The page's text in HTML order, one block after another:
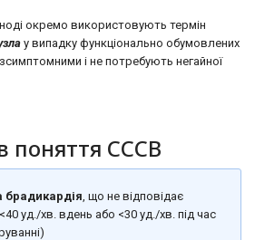
іноді окремо використовують термін
у випадку функціонально обумовлених
і не потребують негайної
поняття СССВ
, що не відповідає
уд./хв. вдень або <30 уд./хв. під час